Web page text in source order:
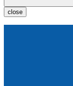
close